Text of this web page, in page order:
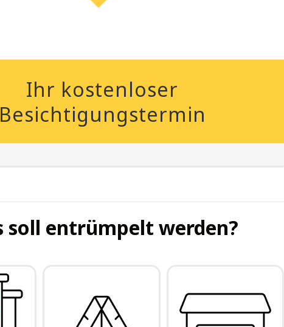
Ihr kostenloser
Besichtigungstermin